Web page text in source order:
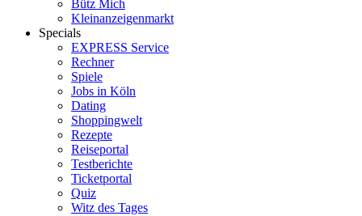
Bütz Mich
Kleinanzeigenmarkt
Specials
EXPRESS Service
Rechner
Spiele
Jobs in Köln
Dating
Shoppingwelt
Rezepte
Reiseportal
Testberichte
Ticketportal
Quiz
Witz des Tages